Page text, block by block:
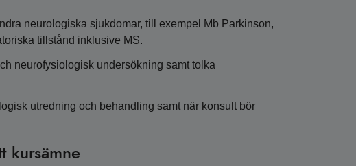
neurologiska sjukdomar, till exempel Mb Parkinson,
tillstånd inklusive MS.
neurofysiologisk undersökning samt tolka
utredning och behandling samt när konsult bör
kursämne